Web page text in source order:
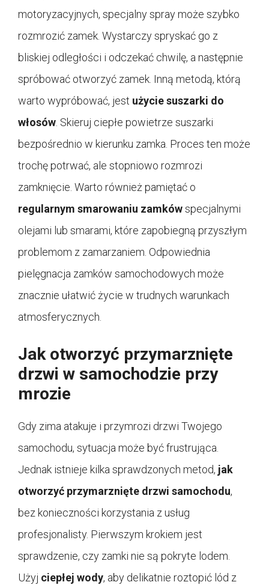
motoryzacyjnych, specjalny spray może szybko
rozmrozić zamek. Wystarczy spryskać go z
bliskiej odległości i odczekać chwilę, a następnie
spróbować otworzyć zamek. Inną metodą, którą
warto wypróbować, jest użycie suszarki do
włosów. Skieruj ciepłe powietrze suszarki
bezpośrednio w kierunku zamka. Proces ten może
trochę potrwać, ale stopniowo rozmrozi
zamknięcie. Warto również pamiętać o
regularnym smarowaniu zamkówspecjalnymi
olejami lub smarami, które zapobiegną przyszłym
problemom z zamarzaniem. Odpowiednia
pielęgnacja zamków samochodowych może
znacznie ułatwić życie w trudnych warunkach
atmosferycznych.
Jak otworzyć przymarznięte
drzwi w samochodzie przy
mrozie
Gdy zima atakuje i przymrozi drzwi Twojego
samochodu, sytuacja może być frustrująca.
Jednak istnieje kilka sprawdzonych metod, jak
otworzyć przymarznięte drzwi samochodu,
bez konieczności korzystania z usług
profesjonalisty. Pierwszym krokiem jest
sprawdzenie, czy zamki nie są pokryte lodem.
Użyj ciepłej wody, aby delikatnie roztopić lód z